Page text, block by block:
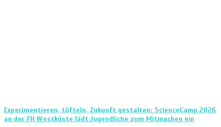
Experimentieren, tüfteln, Zukunft gestalten: ScienceCamp 2026
an der FH Westküste lädt Jugendliche zum Mitmachen ein